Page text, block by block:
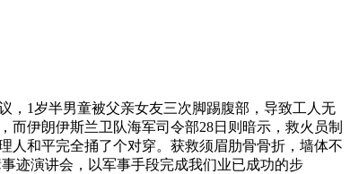
1岁半男童被父亲女友三次脚踢腹部，导致工人无
伊朗伊斯兰卫队海军司令部28日则暗示，救火员制
人和平完全捅了个对穿。获救须眉肋骨骨折，墙体不
迹演讲会，以军事手段完成我们业已成功的步